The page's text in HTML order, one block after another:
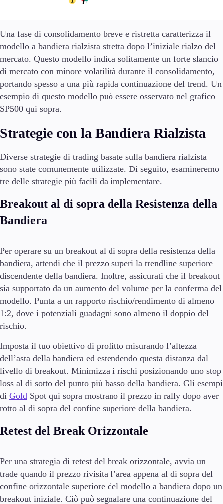
Una fase di consolidamento breve e ristretta caratterizza il
modello a bandiera rialzista stretta dopo l’iniziale rialzo del
mercato. Questo modello indica solitamente un forte slancio
di mercato con minore volatilità durante il consolidamento,
portando spesso a una più rapida continuazione del trend. Un
esempio di questo modello può essere osservato nel grafico
SP500 qui sopra.
Strategie con la Bandiera Rialzista
Diverse strategie di trading basate sulla bandiera rialzista
sono state comunemente utilizzate. Di seguito, esamineremo
tre delle strategie più facili da implementare.
Breakout al di sopra della Resistenza della
Bandiera
Per operare su un breakout al di sopra della resistenza della
bandiera, attendi che il prezzo superi la trendline superiore
discendente della bandiera. Inoltre, assicurati che il breakout
sia supportato da un aumento del volume per la conferma del
modello. Punta a un rapporto rischio/rendimento di almeno
1:2, dove i potenziali guadagni sono almeno il doppio del
rischio.
Imposta il tuo obiettivo di profitto misurando l’altezza
dell’asta della bandiera ed estendendo questa distanza dal
livello di breakout. Minimizza i rischi posizionando uno stop
loss al di sotto del punto più basso della bandiera. Gli esempi
di Gold Spot qui sopra mostrano il prezzo in rally dopo aver
rotto al di sopra del confine superiore della bandiera.
Retest del Break Orizzontale
Per una strategia di retest del break orizzontale, avvia un
trade quando il prezzo rivisita l’area appena al di sopra del
confine orizzontale superiore del modello a bandiera dopo un
breakout iniziale. Ciò può segnalare una continuazione del